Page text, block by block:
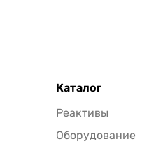
Каталог
Реактивы
Оборудование